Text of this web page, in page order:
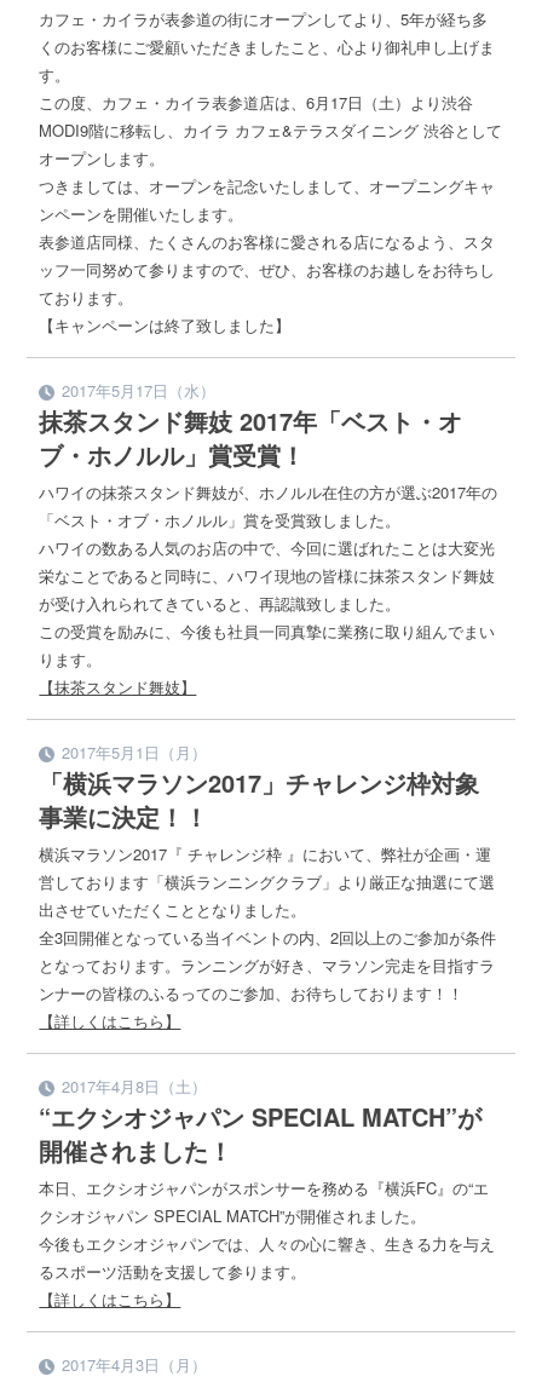
カフェ・カイラが表参道の街にオープンしてより、5年が経ち多
くのお客様にご愛顧いただきましたこと、心より御礼申し上げま
す。
この度、カフェ・カイラ表参道店は、6月17日（土）より渋谷
MODI9階に移転し、カイラ カフェ&テラスダイニング 渋谷として
オープンします。
つきましては、オープンを記念いたしまして、オープニングキャ
ンペーンを開催いたします。
表参道店同様、たくさんのお客様に愛される店になるよう、スタ
ッフ一同努めて参りますので、ぜひ、お客様のお越しをお待ちし
ております。
【キャンペーンは終了致しました】
2017年5月17日（水）
抹茶スタンド舞妓 2017年「ベスト・オ
ブ・ホノルル」賞受賞！
ハワイの抹茶スタンド舞妓が、ホノルル在住の方が選ぶ2017年の
「ベスト・オブ・ホノルル」賞を受賞致しました。
ハワイの数ある人気のお店の中で、今回に選ばれたことは大変光
栄なことであると同時に、ハワイ現地の皆様に抹茶スタンド舞妓
が受け入れられてきていると、再認識致しました。
この受賞を励みに、今後も社員一同真摯に業務に取り組んでまい
ります。
【抹茶スタンド舞妓】
2017年5月1日（月）
「横浜マラソン2017」チャレンジ枠対象
事業に決定！！
横浜マラソン2017『 チャレンジ枠 』において、弊社が企画・運
営しております「横浜ランニングクラブ」より厳正な抽選にて選
出させていただくこととなりました。
全3回開催となっている当イベントの内、2回以上のご参加が条件
となっております。ランニングが好き、マラソン完走を目指すラ
ンナーの皆様のふるってのご参加、お待ちしております！！
【詳しくはこちら】
2017年4月8日（土）
“エクシオジャパン SPECIAL MATCH”が
開催されました！
本日、エクシオジャパンがスポンサーを務める『横浜FC』の“エ
クシオジャパン SPECIAL MATCH”が開催されました。
今後もエクシオジャパンでは、人々の心に響き、生きる力を与え
るスポーツ活動を支援して参ります。
【詳しくはこちら】
2017年4月3日（月）